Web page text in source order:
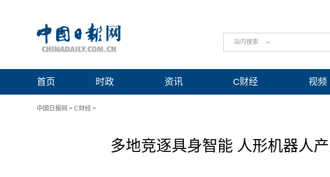
站内搜索
首页 时政 资讯 C财经 视频
中国日报网 > C财经 >
多地竞逐具身智能 人形机器人产